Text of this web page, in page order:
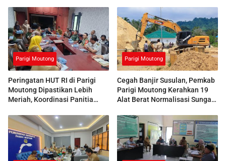
Parigi Moutong
Peringatan HUT RI di Parigi
Moutong Dipastikan Lebih
Meriah, Koordinasi Panitia
Parigi Moutong
Cegah Banjir Susulan, Pemkab
Parigi Moutong Kerahkan 19
Alat Berat Normalisasi Sungai